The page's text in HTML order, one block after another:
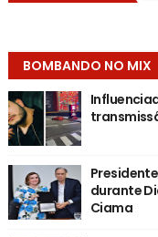
BOMBANDO NO MIX
durante
Ciama